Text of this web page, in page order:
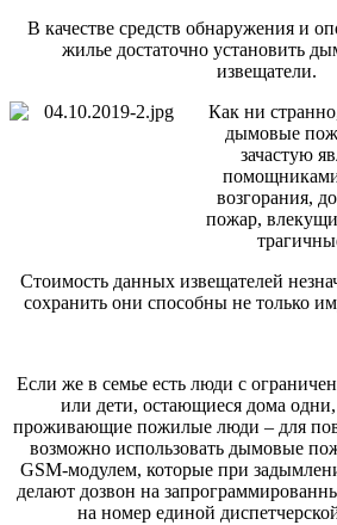
В качестве средств обнаружения и
жилье достаточно установить
извещатели.
Как ни
дымовые
зачастую
возгорания,
пожар,
Стоимость данных извещателей
сохранить они способны не только
Если же в семье есть люди с
или дети, остающиеся дома
проживающие пожилые люди – для
возможно использовать дымовые
GSM-модулем, которые при
делают дозвон на
на номер единой